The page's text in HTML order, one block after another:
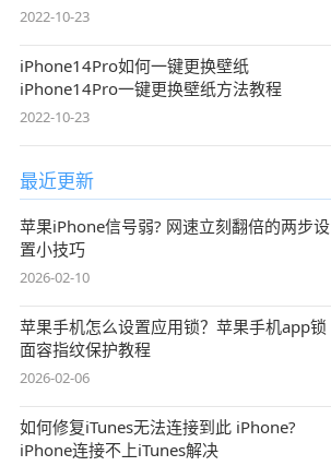
2022-10-23
iPhone14Pro如何一键更换壁纸
iPhone14Pro一键更换壁纸方法教程
2022-10-23
最近更新
苹果iPhone信号弱? 网速立刻翻倍的两步设
置小技巧
2026-02-10
苹果手机怎么设置应用锁？苹果手机app锁
面容指纹保护教程
2026-02-06
如何修复iTunes无法连接到此 iPhone?
iPhone连接不上iTunes解决